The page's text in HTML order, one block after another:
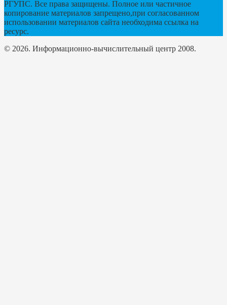
РГУПС. Все права защищены. Полное или частичное
копирование материалов запрещено,при согласованном
использовании материалов сайта необходима ссылка на
ресурс.
© 2026. Информационно-вычислительный центр 2008.